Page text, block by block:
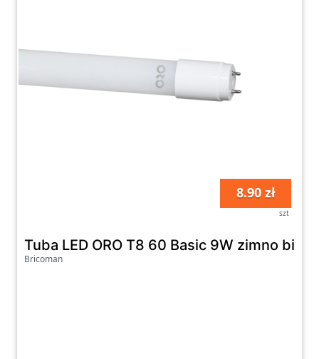
8.90 zł
szt
Tuba LED ORO T8 60 Basic 9W zimno biała
Bricoman